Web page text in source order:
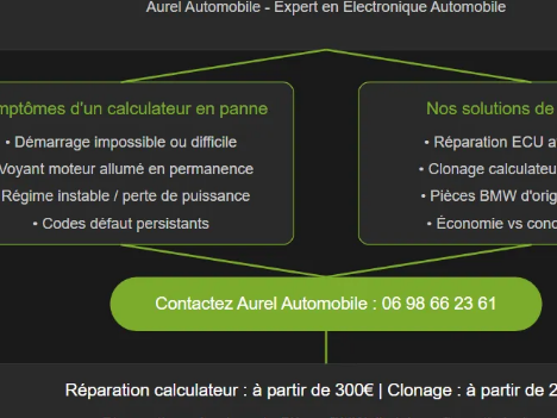
Délais de réparation optimisés : remise en route rapide
Modèles BMW concernés : toutes séries prises en charge